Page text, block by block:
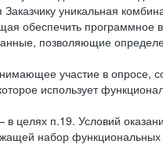
уникальная
обеспечить программное
позволяющие
участие в опросе,
использует
в целях п.19. Условий
набор